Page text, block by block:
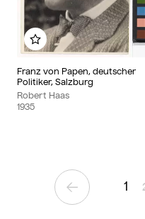
Franz von Papen, deutscher
Politiker, Salzburg
Robert Haas
1935
Add to my album
Previous 1